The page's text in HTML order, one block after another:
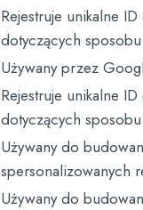
Rejestruje unikalne
dotyczących
Używany przez
Rejestruje unikalne
dotyczących
Używany do
spersonalizowanych
Używany do